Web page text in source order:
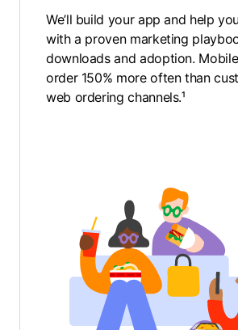
We’ll build your app and help
with a proven marketing
downloads and adoption.
order 150% more often than
web ordering channels.¹